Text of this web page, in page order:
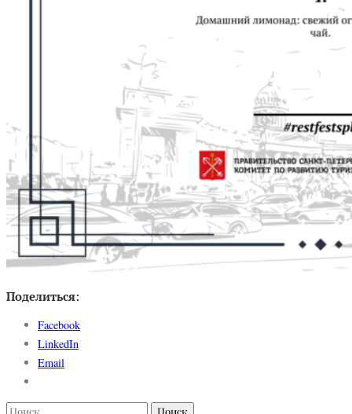
Поделиться:
Facebook
LinkedIn
Email
Найти: